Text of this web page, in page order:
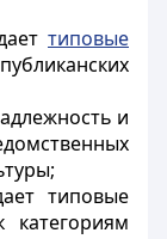
типовые
и
типовые
категориям